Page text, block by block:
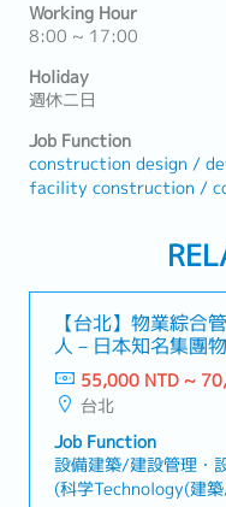
Working Hour
8:00 ~ 17:00
Holiday
週休二日
Job Function
construction design /
facility construction /
【台北】物業綜合
人－日本知名集團
55,000 NTD ~
台北
Job Function
設備建築/建設管理・
(科学Technology(建